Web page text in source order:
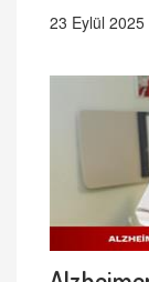
23 Eylül 2025